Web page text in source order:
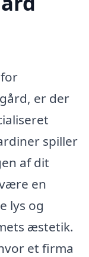
er der
spiller
af dit
en
lys og
æstetik.
et firma